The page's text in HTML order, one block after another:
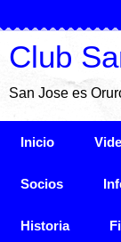
Club
San Jose es
Inicio
Socios
Historia